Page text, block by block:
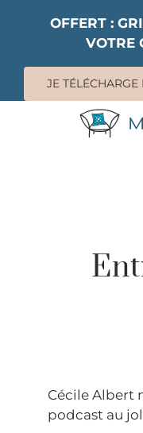
OFFERT :
VOTRE
JE TÉLÉCHARGE
MES CLIENTES
Cécile Albert
podcast au